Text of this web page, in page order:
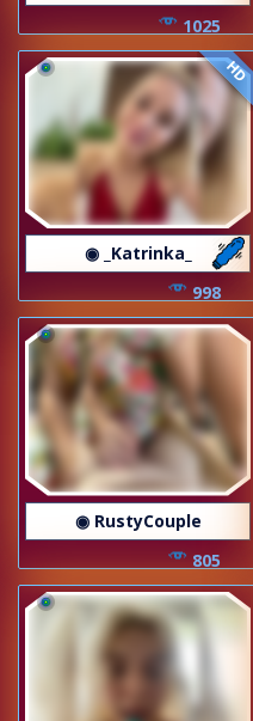
1025
HD
◉ _Katrinka_
998
◉ RustyCouple
805